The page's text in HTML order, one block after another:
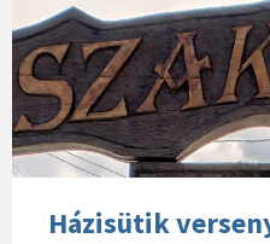
Házisütik